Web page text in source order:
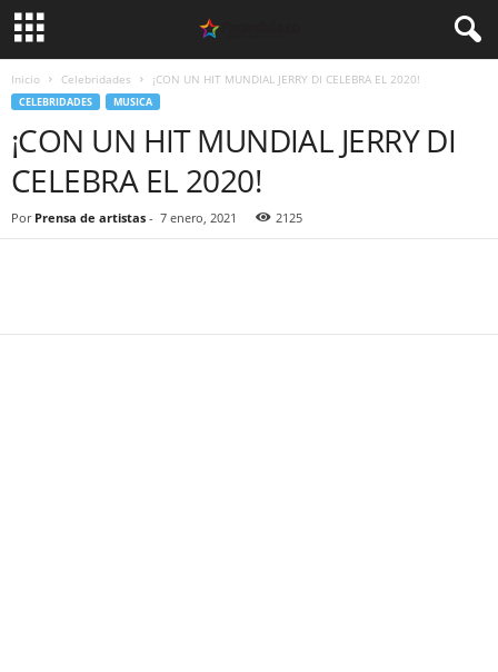
Inicio Celebridades ¡CON UN HIT MUNDIAL JERRY DI CELEBRA EL 2020!
CELEBRIDADES MUSICA
¡CON UN HIT MUNDIAL JERRY DI
CELEBRA EL 2020!
Por Prensa de artistas - 7 enero, 2021 2125